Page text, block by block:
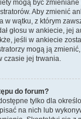
mogą być
Aby zmienić
w wątku, z którym
głosu w ankiecie, jej
jeśli w ankiecie
mogą ją
czasie jej trwania.
do forum?
tylko dla
na nich lub